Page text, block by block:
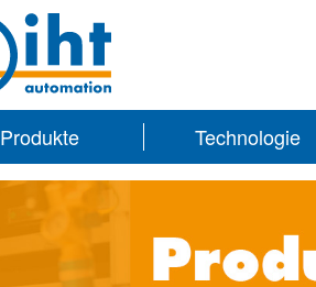
Produkte Technologie